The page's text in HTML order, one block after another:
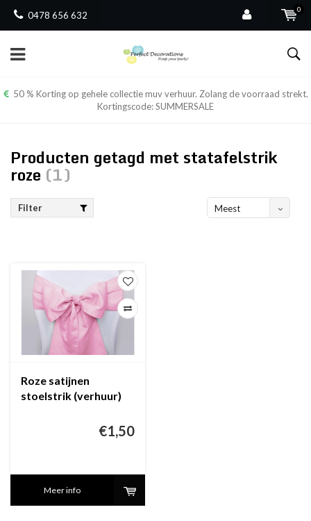
0478 656 632
0
50 % Korting op gehele collectie muv verhuur. Zolang de voorraad strekt.
Kortingscode: SUMMERSALE
Producten getagd met statafelstrik
roze (1)
Filter
Meest
Roze satijnen
stoelstrik (verhuur)
€1,50
Meer info